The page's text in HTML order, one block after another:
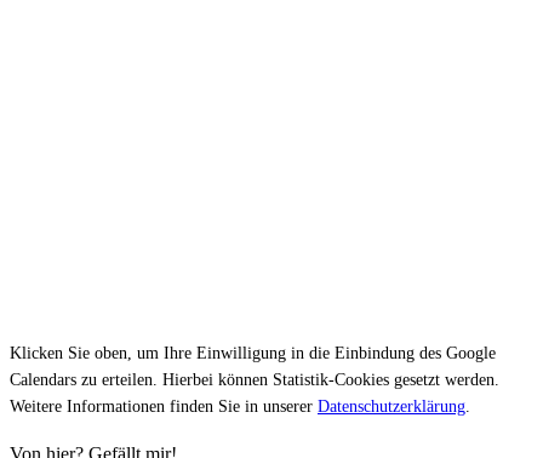
Klicken Sie oben, um Ihre Einwilligung in die Einbindung des Google
Calendars zu erteilen. Hierbei können Statistik-Cookies gesetzt werden.
Weitere Informationen finden Sie in unserer Datenschutzerklärung.